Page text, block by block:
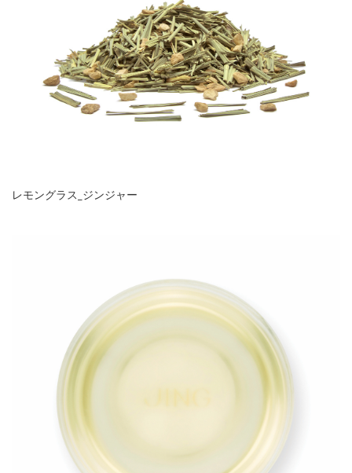
レモングラス_ジンジャー